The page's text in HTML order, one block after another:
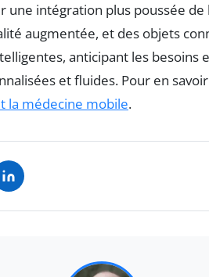
une intégration plus poussée de
augmentée, et des objets
anticipant les besoins
et fluides. Pour en
la médecine mobile.